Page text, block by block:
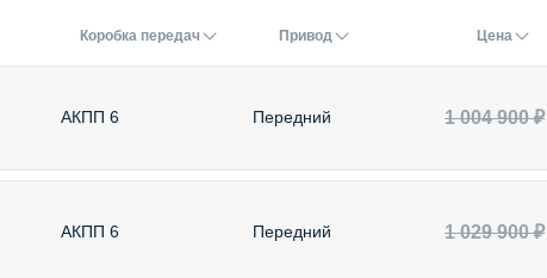
Коробка передач Привод Цена
АКПП 6 Передний 1 004 900 ₽
АКПП 6 Передний 1 029 900 ₽